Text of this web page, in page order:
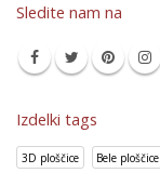
Sledite nam na
Izdelki tags
3D ploščice Bele ploščice